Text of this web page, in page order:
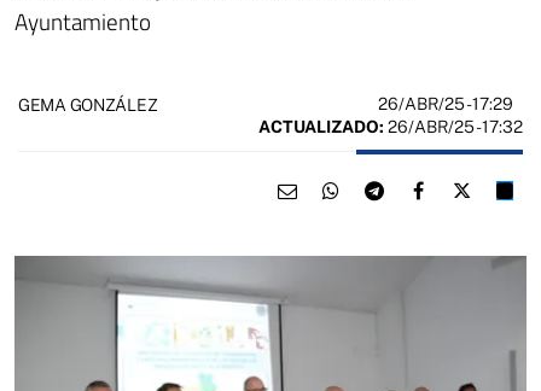
Ayuntamiento
GEMA GONZÁLEZ 26/ABR/25- 17:29
ACTUALIZADO: 26/ABR/25 - 17:32